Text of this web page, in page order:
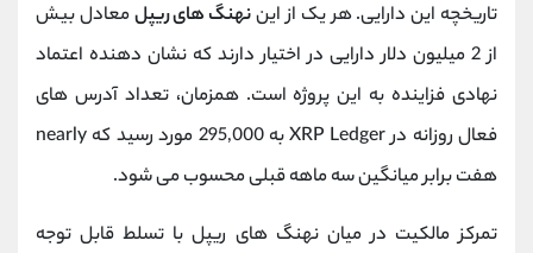
تاریخچه این دارایی. هر یک از ایننهنگ های ریپلمعادل بیش
از 2 میلیون دلار دارایی در اختیار دارند که نشان ‌دهنده اعتماد
نهادی فزاینده به این پروژه است. همزمان، تعداد آدرس ‌های
فعال روزانه در XRP Ledger به 295,000 مورد رسید که nearly
هفت برابر میانگین سه ‌ماهه قبلی محسوب می ‌شود.
تمرکز مالکیت در میان نهنگ های ریپل با تسلط قابل توجه